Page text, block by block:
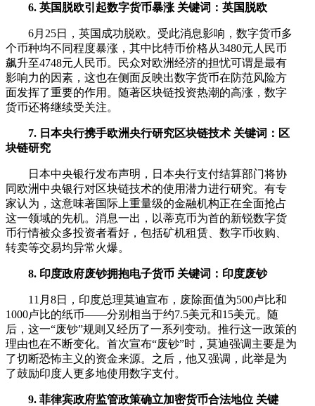
6. 英国脱欧引起数字货币暴涨 关键词：英国脱欧
6月25日，英国成功脱欧。受此消息影响，数字货币多
个币种均不同程度暴涨，其中比特币价格从3480元人民币
飙升至4748元人民币。民众对欧洲经济的担忧可谓是最有
影响力的因素，这也在侧面反映出数字货币在防范风险方
面发挥了重要的作用。随著区块链投资热潮的高涨，数字
货币还将继续受关注。
7. 日本央行携手欧洲央行研究区块链技术 关键词：区
块链研究
日本中央银行发布声明，日本央行支付结算部门将协
同欧洲中央银行对区块链技术的使用潜力进行研究。有专
家认为，这意味著国际上重量级的金融机构正在全面抢占
这一领域的先机。消息一出，以蒂克币为首的新锐数字货
币行情被众多投资者看好，包括矿机租赁、数字币收购、
转卖等交易均异常火爆。
8. 印度政府废钞拥抱电子货币 关键词：印度废钞
11月8日，印度总理莫迪宣布，废除面值为500卢比和
1000卢比的纸币——分别相当于约7.5美元和15美元。随
后，这一“废钞”规则又经历了一系列变动。推行这一政策的
理由也在不断变化。首次宣布“废钞”时，莫迪强调主要是为
了切断恐怖主义的资金来源。之后，他又强调，此举是为
了鼓励印度人更多地使用数字支付。
9. 菲律宾政府监管政策确立加密货币合法地位 关键